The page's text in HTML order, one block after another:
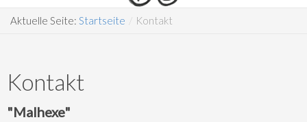
Aktuelle Seite: Startseite / Kontakt
Kontakt
"Malhexe"